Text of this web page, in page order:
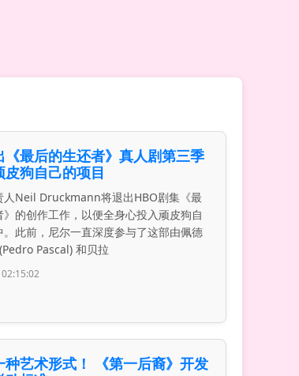
《最后的生还者》真人剧第三季
皮狗自己的项目
人Neil Druckmann将退出HBO剧集《最
》的创作工作，以便全身心投入顽皮狗自
。此前，尼尔一直深度参与了这部由佩德
Pascal) 和贝拉
种艺术形式！ 《第一后裔》开发